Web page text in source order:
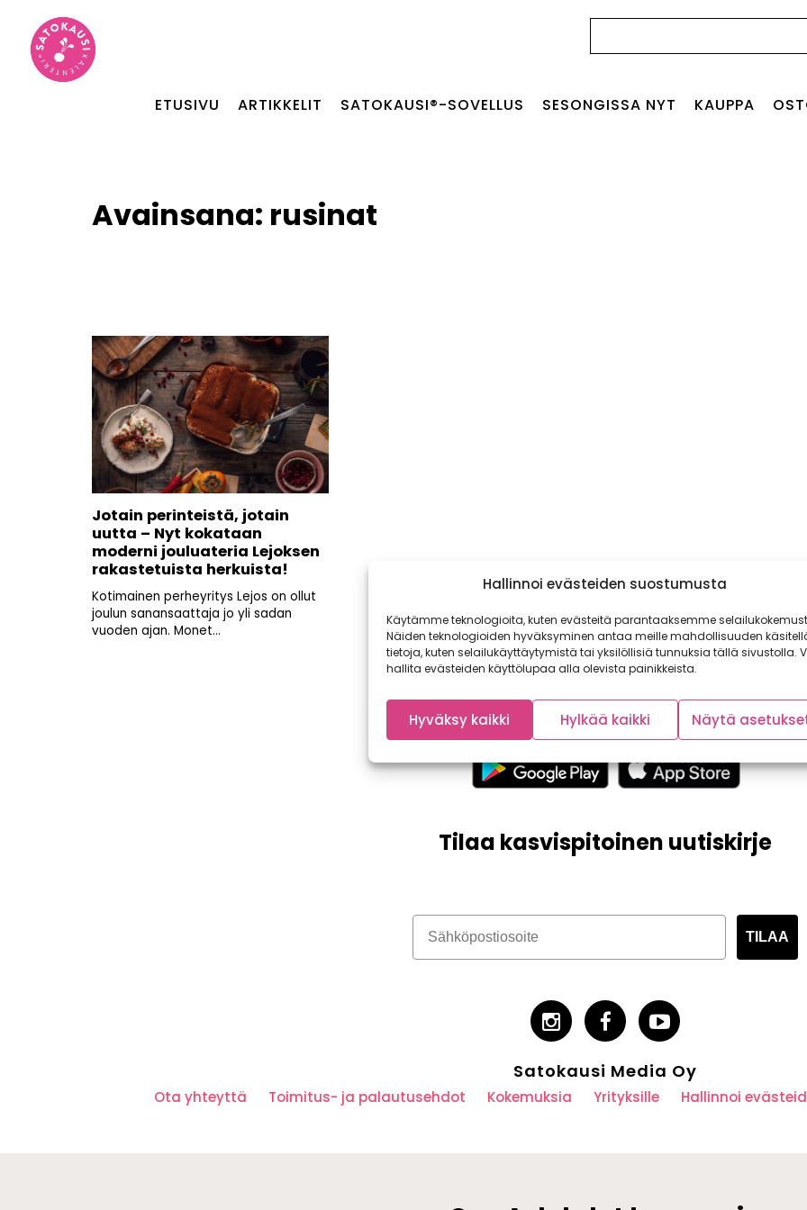
Hallinnoi evästeiden suostumusta
Käytämme teknologioita, kuten evästeitä parantaaksemme
Näiden teknologioiden hyväksyminen antaa meille mahdollisuuden
tietoja, kuten selailukäyttäytymistä tai yksilöllisiä tunnuksia tällä sivustolla.
hallita evästeiden käyttölupaa alla olevista painikkeista.
Hyväksy kaikki Hylkää kaikki Näytä
ETUSIVU ARTIKKELIT SATOKAUSI®-SOVELLUS SESONGISSA NYT KAUPPA
Avainsana: rusinat
Jotain perinteistä, jotain
uutta – Nyt kokataan
moderni jouluateria Lejoksen
rakastetuista herkuista!
Kotimainen perheyritys Lejos on ollut
joulun sanansaattaja jo yli sadan
vuoden ajan. Monet...
Tilaa kasvispitoinen uutiskirje
TILAA
Satokausi Media Oy
Ota yhteyttä Toimitus- ja palautusehdot Kokemuksia Yrityksille Hallinnoi